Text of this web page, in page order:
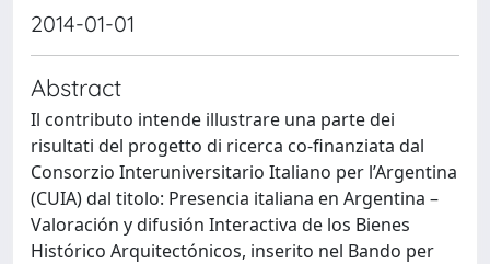
2014-01-01
Abstract
Il contributo intende illustrare una parte dei
risultati del progetto di ricerca co-finanziata dal
Consorzio Interuniversitario Italiano per l’Argentina
(CUIA) dal titolo: Presencia italiana en Argentina –
Valoración y difusión Interactiva de los Bienes
Histórico Arquitectónicos, inserito nel Bando per